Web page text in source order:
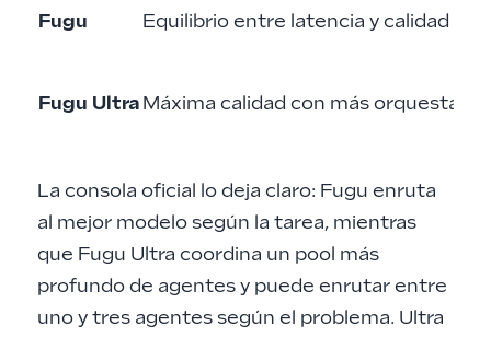
Fugu Equilibrio entre latencia y calidad
Fugu Ultra Máxima calidad con más
La consola oficial lo deja claro: Fugu enruta
al mejor modelo según la tarea, mientras
que Fugu Ultra coordina un pool más
profundo de agentes y puede enrutar entre
uno y tres agentes según el problema. Ultra